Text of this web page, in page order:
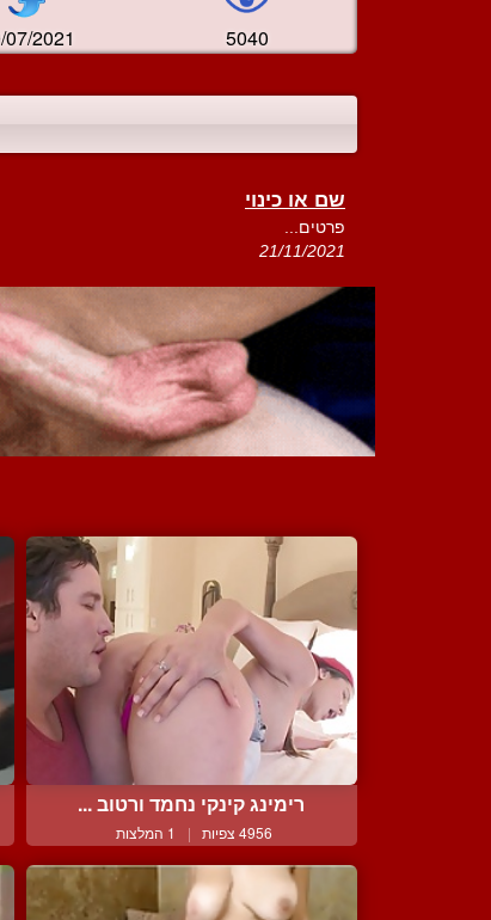
07/2021 5040
שם או כינוי
פרטים...
21/11/2021
רימינג קינקי נחמד ורטוב ...
4956 צפיות | 1 המלצות